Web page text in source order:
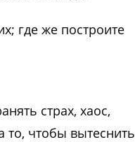
где же построите
страх, хаос,
то, чтобы вытеснить